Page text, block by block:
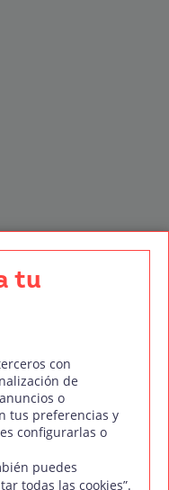
tu
con
de
o
tus preferencias y
configurarlas o
puedes
todas las cookies”.